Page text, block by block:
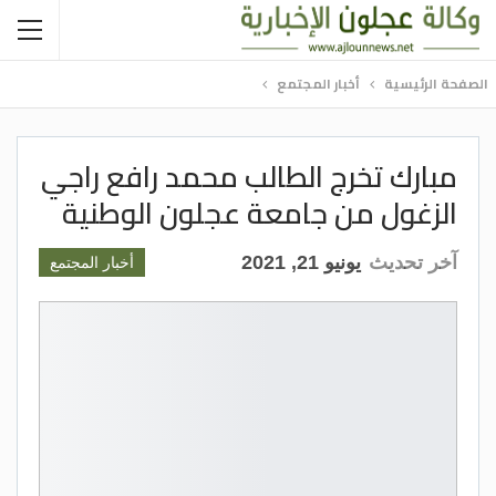
الصفحة الرئيسية أخبار المجتمع
مبارك تخرج الطالب محمد رافع راجي
الزغول من جامعة عجلون الوطنية
أخبار المجتمع آخر تحديث يونيو 21, 2021